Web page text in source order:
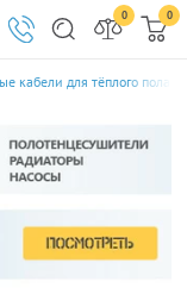
0 0
кабели для тёплого пола